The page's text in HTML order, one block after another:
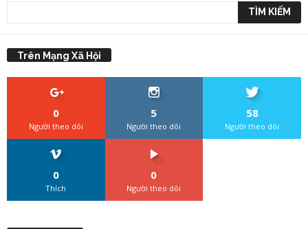
Trên Mạng Xã Hội
0
Người theo dõi
5
Người theo dõi
58
Người theo dõi
0
Thích
0
Người theo dõi